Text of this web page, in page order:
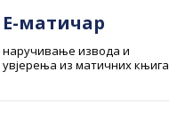
Е-матичар
наручивање извода и
увјерења из матичних књига